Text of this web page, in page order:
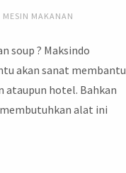
MESIN MAKANAN
soup ? Maksindo
akan sanat membantu
ataupun hotel. Bahkan
alat ini